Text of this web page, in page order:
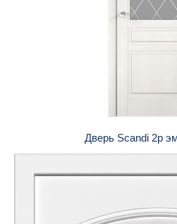
Дверь Scandi 2p